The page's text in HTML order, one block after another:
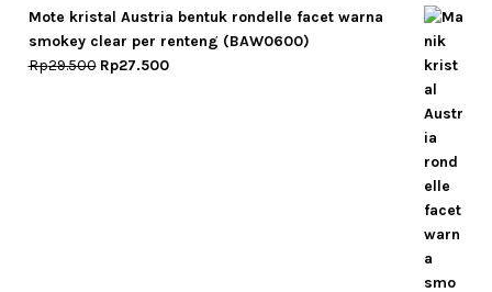
Mote kristal Austria bentuk rondelle facet warna
smokey clear per renteng (BAW0600)
Rp29.500 Original
Rp27.500Current